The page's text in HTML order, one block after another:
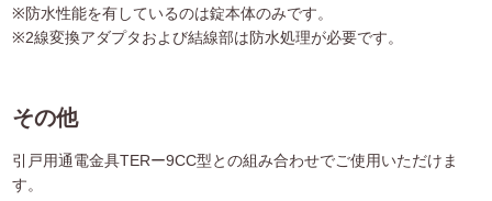
※防水性能を有しているのは錠本体のみです。
※2線変換アダプタおよび結線部は防水処理が必要です。
その他
引戸用通電金具TERー9CC型との組み合わせでご使用いただけま
す。